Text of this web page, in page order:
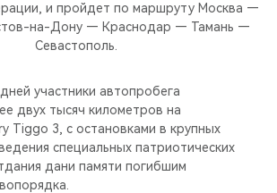
и пройдет по маршруту Москва —
на-Дону — Краснодар — Тамань —
Севастополь.
участники автопробега
двух тысяч километров на
Tiggo 3, с остановками в крупных
специальных патриотических
дани памяти погибшим